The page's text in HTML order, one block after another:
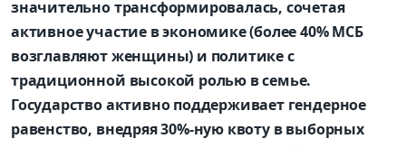
значительно трансформировалась, сочетая
активное участие в экономике (более 40% МСБ
возглавляют женщины) и политике с
традиционной высокой ролью в семье.
Государство активно поддерживает гендерное
равенство, внедряя 30%-ную квоту в выборных